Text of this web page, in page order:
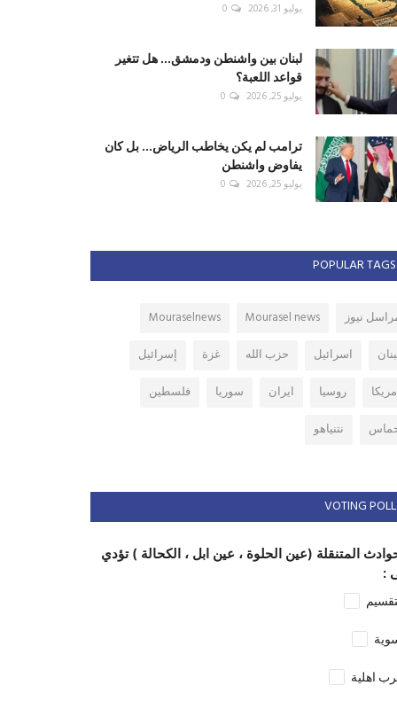
يوليو 31, 2026 0
لبنان بين واشنطن ودمشق... هل تتغير
قواعد اللعبة؟
يوليو 25, 2026 0
ترامب لم يكن يخاطب الرياض... بل كان
يفاوض واشنطن
يوليو 25, 2026 0
POPULAR TAGS
نيوز Mourasel news
Mouraselnews
اسرائيل حزب الله غزة
إسرائيل
روسيا ايران سوريا
فلسطين
نتنياهو
VOTING POLL
المتنقلة (عين الحلوة ، عين ابل ، الكحالة ) تؤدي
:
اهلية